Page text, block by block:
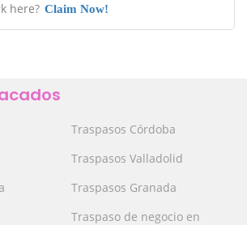
here? Claim Now!
Traspasos Córdoba
Traspasos Valladolid
Traspasos Granada
Traspaso de negocio en